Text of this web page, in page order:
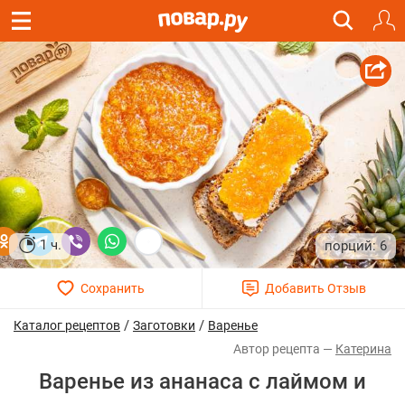
1 ч. 6
Каталог рецептов / Заготовки / Варенье
Катерина
Варенье из ананаса с лаймом и